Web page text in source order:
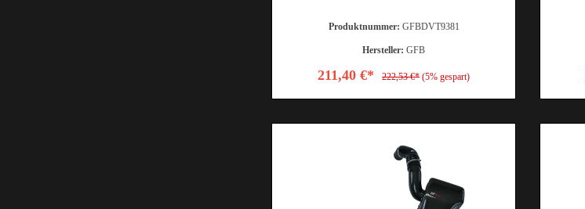
Produktnummer: GFBDVT9381
Hersteller:GFB
211,40 €* 222,53 €* (5% gespart)